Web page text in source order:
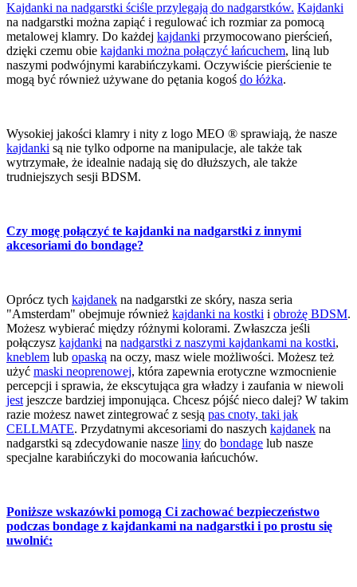
Kajdanki na nadgarstki ściśle przylegają do nadgarstków. Kajdanki
na nadgarstki można zapiąć i regulować ich rozmiar za pomocą
metalowej klamry. Do każdej kajdanki przymocowano pierścień,
dzięki czemu obie kajdanki można połączyć łańcuchem, liną lub
naszymi podwójnymi karabińczykami. Oczywiście pierścienie te
mogą być również używane do pętania kogoś do łóżka.
Wysokiej jakości klamry i nity z logo MEO ® sprawiają, że nasze
kajdanki są nie tylko odporne na manipulacje, ale także tak
wytrzymałe, że idealnie nadają się do dłuższych, ale także
trudniejszych sesji BDSM.
Czy mogę połączyć te kajdanki na nadgarstki z innymi
akcesoriami do bondage?
Oprócz tych kajdanek na nadgarstki ze skóry, nasza seria
"Amsterdam" obejmuje również kajdanki na kostki i obrożę BDSM.
Możesz wybierać między różnymi kolorami. Zwłaszcza jeśli
połączysz kajdanki na nadgarstki z naszymi kajdankami na kostki,
kneblem lub opaską na oczy, masz wiele możliwości. Możesz też
użyć maski neoprenowej, która zapewnia erotyczne wzmocnienie
percepcji i sprawia, że ekscytująca gra władzy i zaufania w niewoli
jest jeszcze bardziej imponująca. Chcesz pójść nieco dalej? W takim
razie możesz nawet zintegrować z sesją pas cnoty, taki jak
CELLMATE. Przydatnymi akcesoriami do naszych kajdanek na
nadgarstki są zdecydowanie nasze liny do bondage lub nasze
specjalne karabińczyki do mocowania łańcuchów.
Poniższe wskazówki pomogą Ci zachować bezpieczeństwo
podczas bondage z kajdankami na nadgarstki i po prostu się
uwolnić: